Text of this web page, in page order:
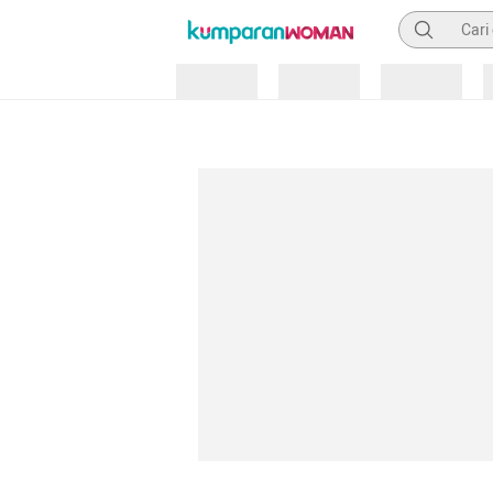
Pencarian